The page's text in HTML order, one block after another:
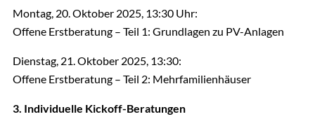
Montag, 20. Oktober 2025, 13:30 Uhr:
Offene Erstberatung – Teil 1: Grundlagen zu PV-Anlagen
Dienstag, 21. Oktober 2025, 13:30:
Offene Erstberatung – Teil 2: Mehrfamilienhäuser
3. Individuelle Kickoff-Beratungen